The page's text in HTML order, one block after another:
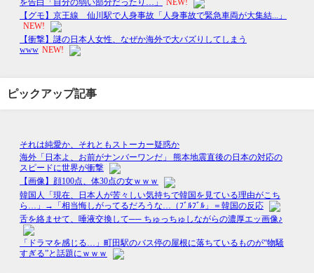
ピックアップ記事